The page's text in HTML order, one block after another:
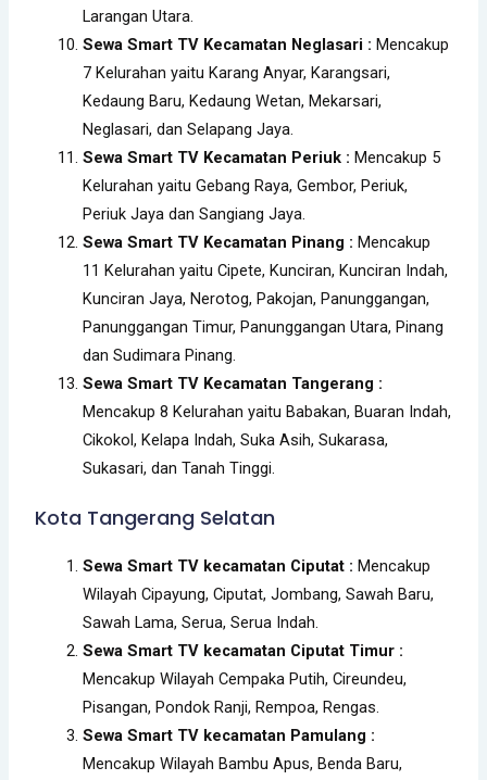
Larangan Utara.
Sewa Smart TV Kecamatan Neglasari : Mencakup
7 Kelurahan yaitu Karang Anyar, Karangsari,
Kedaung Baru, Kedaung Wetan, Mekarsari,
Neglasari, dan Selapang Jaya.
Sewa Smart TV Kecamatan Periuk :Mencakup 5
Kelurahan yaitu Gebang Raya, Gembor, Periuk,
Periuk Jaya dan Sangiang Jaya.
Sewa Smart TV Kecamatan Pinang : Mencakup
11 Kelurahan yaitu Cipete, Kunciran, Kunciran Indah,
Kunciran Jaya, Nerotog, Pakojan, Panunggangan,
Panunggangan Timur, Panunggangan Utara, Pinang
dan Sudimara Pinang.
Sewa Smart TV Kecamatan Tangerang :
Mencakup 8 Kelurahan yaitu Babakan, Buaran Indah,
Cikokol, Kelapa Indah, Suka Asih, Sukarasa,
Sukasari, dan Tanah Tinggi.
Kota Tangerang Selatan
Sewa Smart TV kecamatan Ciputat : Mencakup
Wilayah Cipayung, Ciputat, Jombang, Sawah Baru,
Sawah Lama, Serua, Serua Indah.
Sewa Smart TV kecamatan Ciputat Timur :
Mencakup Wilayah Cempaka Putih, Cireundeu,
Pisangan, Pondok Ranji, Rempoa, Rengas.
Sewa Smart TV kecamatan Pamulang :
Mencakup Wilayah Bambu Apus, Benda Baru,